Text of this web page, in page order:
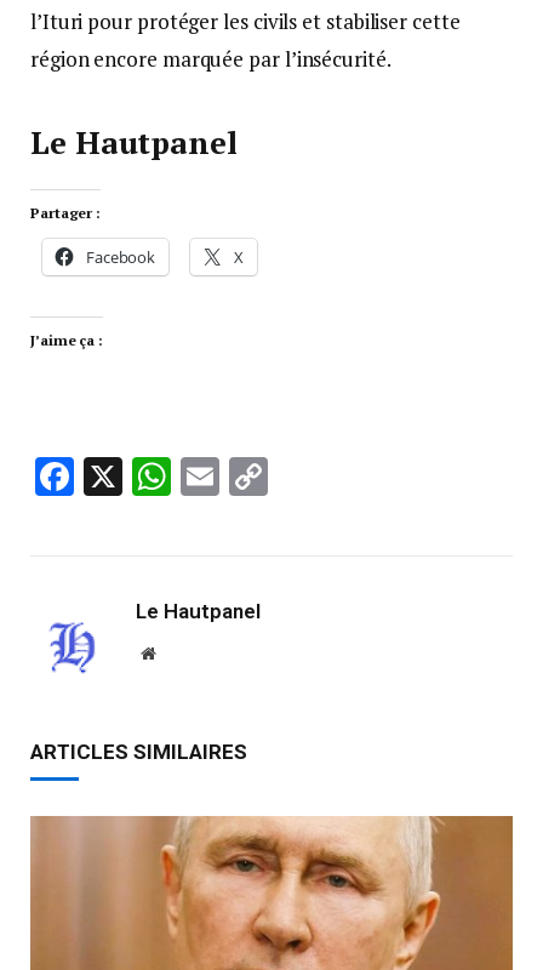
l’Ituri pour protéger les civils et stabiliser cette
région encore marquée par l’insécurité.
Le Hautpanel
Partager :
Facebook X
J’aime ça :
Facebook
X WhatsApp
Email
Le Hautpanel
Website
ARTICLES SIMILAIRES